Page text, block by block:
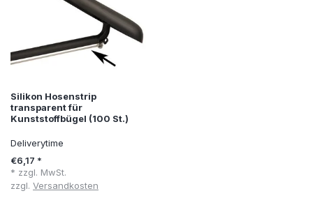
Silikon Hosenstrip
transparent für
Kunststoffbügel (100 St.)
Deliverytime
€6,17 *
* zzgl. MwSt.
zzgl. Versandkosten